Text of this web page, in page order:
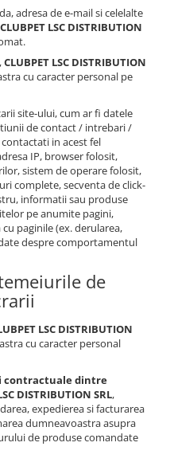
adresa de e-mail si celelalte
CLUBPET LSC DISTRIBUTION
CLUBPET LSC DISTRIBUTION
cu caracter personal pe
site-ului, cum ar fi datele
de contact / intrebari /
in acest fel
IP, browser folosit,
sistem de operare folosit,
complete, secventa de click-
informatii sau produse
pe anumite pagini,
paginile (ex. derularea,
despre comportamentul
de
LSC DISTRIBUTION
cu caracter personal
contractuale dintre
DISTRIBUTION SRL,
expedierea si facturarea
dumneavoastra asupra
de produse comandate